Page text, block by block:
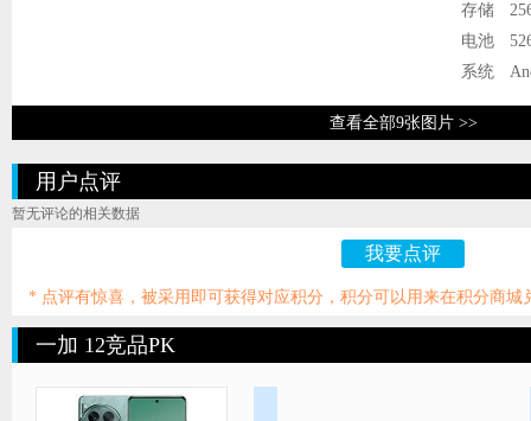
存储
电池
系统
查看全部9张图片 >>
用户点评
暂无评论的相关数据
我要点评
* 点评有惊喜，被采用即可获得对应积分，积分可以用来在积分商城
一加 12竞品PK